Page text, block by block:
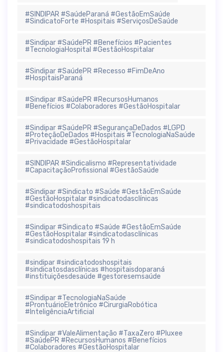
#SINDIPAR #SaúdeParaná #GestãoEmSaúde
#SindicatoForte #Hospitais #ServiçosDeSaúde
#Sindipar #SaúdePR #Benefícios #Pacientes
#TecnologiaHospital #GestãoHospitalar
#Sindipar #SaúdePR #Recesso #FimDeAno
#HospitaisParaná
#Sindipar #SaúdePR #RecursosHumanos
#Benefícios #Colaboradores #GestãoHospitalar
#Sindipar #SaúdePR #SegurançaDeDados #LGPD
#ProteçãoDeDados #Hospitais #TecnologiaNaSaúde
#Privacidade #GestãoHospitalar
#SINDIPAR #Sindicalismo #Representatividade
#CapacitaçãoProfissional #GestãoSaúde
#Sindipar #Sindicato #Saúde #GestãoEmSaúde
#GestãoHospitalar #sindicatodasclínicas
#sindicatodoshospitais
#Sindipar #Sindicato #Saúde #GestãoEmSaúde
#GestãoHospitalar #sindicatodasclínicas
#sindicatodoshospitais 19 h
#sindipar #sindicatodoshospitais
#sindicatosdasclínicas #hospitaisdoparaná
#instituiçõesdesaúde #gestoresemsaúde
#Sindipar #TecnologiaNaSaúde
#ProntuárioEletrônico #CirurgiaRobótica
#InteligênciaArtificial
#Sindipar #ValeAlimentação #TaxaZero #Pluxee
#SaúdePR #RecursosHumanos #Benefícios
#Colaboradores #GestãoHospitalar